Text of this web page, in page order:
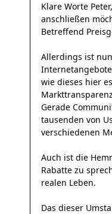
Klare Worte
anschließen
Betreffend
Allerdings ist
wie dieses hier
Gerade
tausenden von
verschiedenen
Auch ist die
Rabatte zu
realen Leben.
Das dieser